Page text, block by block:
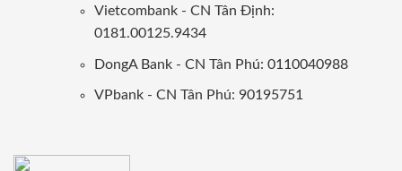
Vietcombank - CN Tân Định:
0181.00125.9434
DongA Bank - CN Tân Phú: 0110040988
VPbank - CN Tân Phú: 90195751